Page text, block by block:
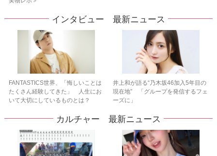
インタビュー 最新ニュース
FANTASTICS世界、「悔しいことは
たくさん経験してきた」 人生にお
いて大切にしているものとは？
井上和が語る“乃木坂46加入5年目の
現在地” 「グループを発信するフェ
ーズに」
カルチャー 最新ニュース